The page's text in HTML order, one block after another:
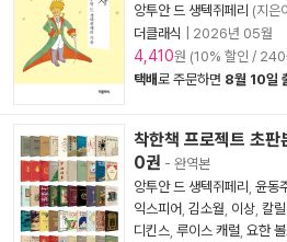
앙투안 드 생텍쥐페리 (지은
더클래식
2026년 05월
4,410원 (10% 할인 / 240
택배로 주문하면 8월 10일
착한책 프로젝트 초
0권 - 완역본
앙투안 드 생텍쥐페리 윤동
익스피어 김소월 이상 칼
디킨스 루이스 캐럴 요한